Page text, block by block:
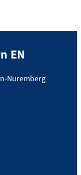
EN
Nuremberg